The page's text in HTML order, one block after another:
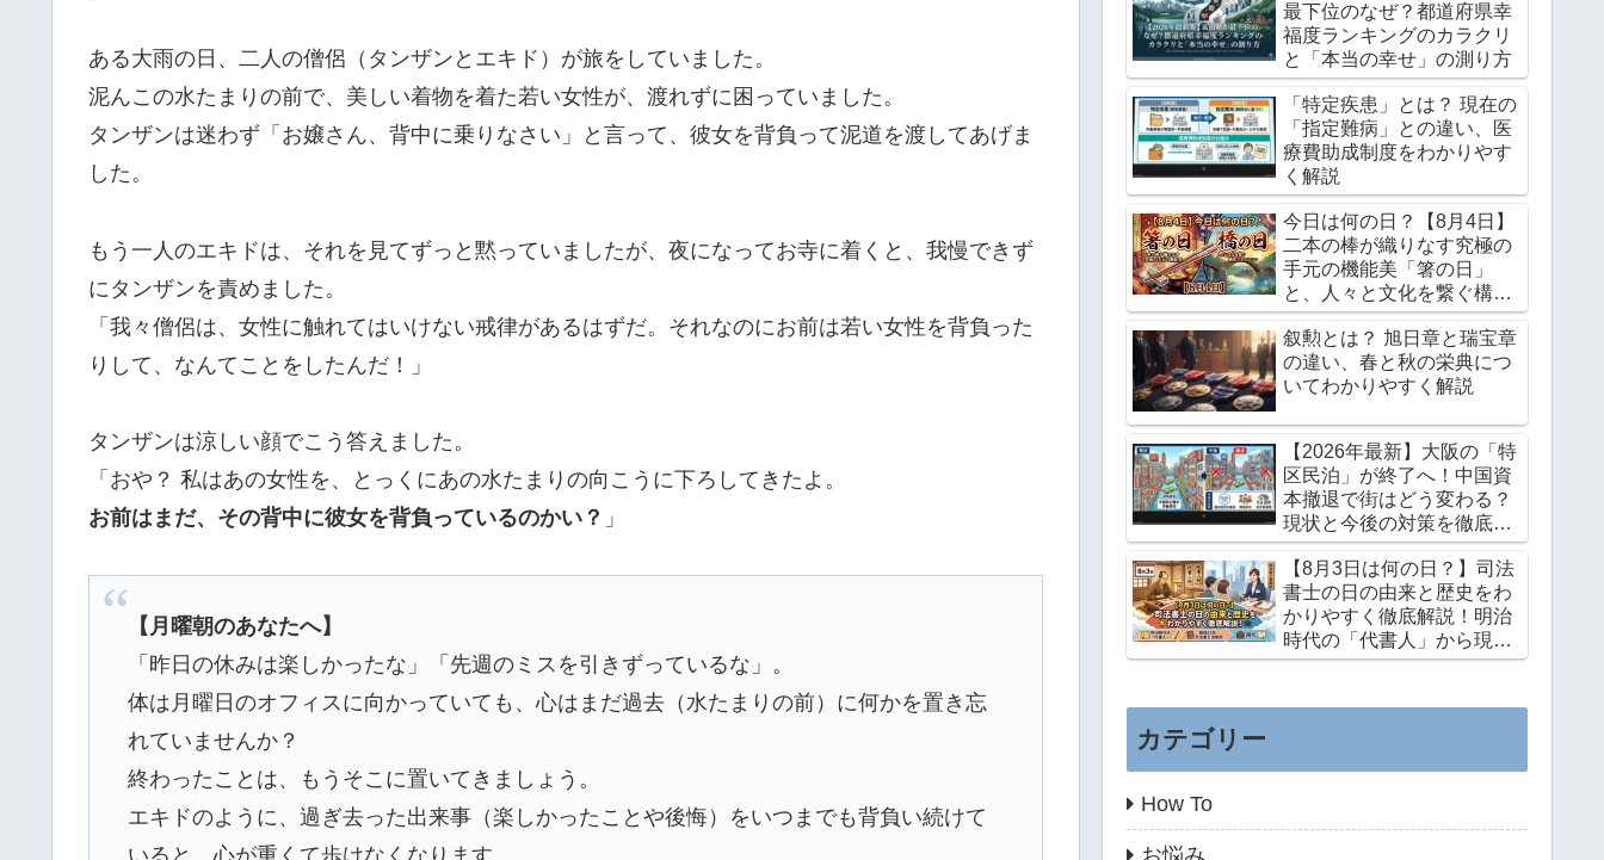
ある大雨の日、二人の僧侶（タンザンとエキド）が旅をしていました。
泥んこの水たまりの前で、美しい着物を着た若い女性が、渡れずに困っていました。
タンザンは迷わず「お嬢さん、背中に乗りなさい」と言って、彼女を背負って泥道を渡してあげま
した。
もう一人のエキドは、それを見てずっと黙っていましたが、夜になってお寺に着くと、我慢できず
にタンザンを責めました。
「我々僧侶は、女性に触れてはいけない戒律があるはずだ。それなのにお前は若い女性を背負った
りして、なんてことをしたんだ！」
タンザンは涼しい顔でこう答えました。
「おや？ 私はあの女性を、とっくにあの水たまりの向こうに下ろしてきたよ。
お前はまだ、その背中に彼女を背負っているのかい？ 」
【月曜朝のあなたへ】
「昨日の休みは楽しかったな」「先週のミスを引きずっているな」。
体は月曜日のオフィスに向かっていても、心はまだ過去（水たまりの前）に何かを置き忘
れていませんか？
終わったことは、もうそこに置いてきましょう。
エキドのように、過ぎ去った出来事（楽しかったことや後悔）をいつまでも背負い続けて
いると、心が重くて歩けなくなります。
最下位のなぜ？都道府県幸
福度ランキングのカラクリ
と「本当の幸せ」の測り方
「特定疾患」とは？ 現在の
「指定難病」との違い、医
療費助成制度をわかりやす
く解説
今日は何の日？【8月4日】
二本の棒が織りなす究極の
手元の機能美「箸の日」
と、人々と文化を繋ぐ構造
力学のロマン「橋の日」
叙勲とは？ 旭日章と瑞宝章
の違い、春と秋の栄典につ
いてわかりやすく解説
【2026年最新】大阪の「特
区民泊」が終了へ！中国資
本撤退で街はどう変わる？
現状と今後の対策を徹底解
説
【8月3日は何の日？】司法
書士の日の由来と歴史をわ
かりやすく徹底解説！明治
時代の「代書人」から現代
までの感動の歩み
カテゴリー
How To
お悩み